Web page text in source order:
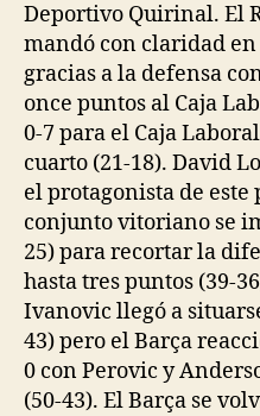
Deportivo Quirinal. El
mandó con claridad
gracias a la defensa
once puntos al Caja
0-7 para el Caja
cuarto (21-18). David
el protagonista de
conjunto vitoriano se
25) para recortar la
hasta tres puntos (39-
Ivanovic llegó a
43) pero el Barça
0 con Perovic y
(50-43). El Barça se